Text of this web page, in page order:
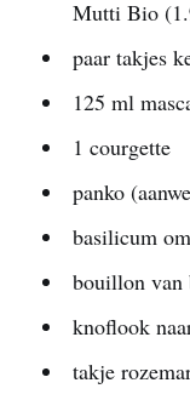
Mutti Bio
paar takjes
125 ml
1 courgette
panko
basilicum
bouillon van
knoflook
takje